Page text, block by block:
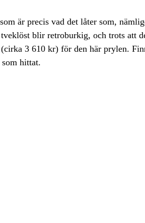
är precis vad det låter som,
blir retroburkig, och trots att
3 610 kr) för den här prylen.
hittat.